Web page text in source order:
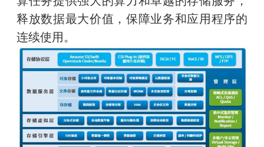
释放数据最大价值，保障业务和应用程序的
连续使用。